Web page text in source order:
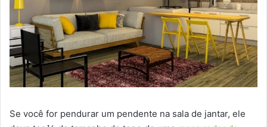
Se você for pendurar um pendente na sala de jantar, ele